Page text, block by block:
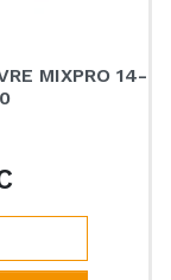
MIXPRO 14-
Prix